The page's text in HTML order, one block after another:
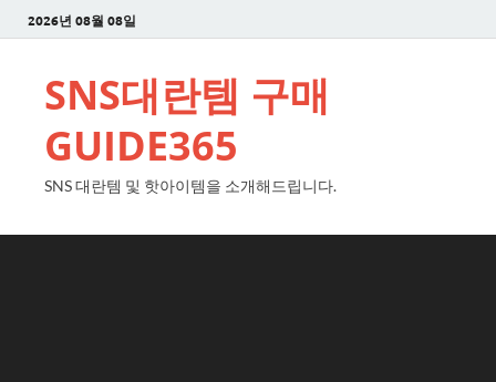
2026년 08월 08일
SNS대란템 구매
GUIDE365
SNS 대란템 및 핫아이템을 소개해드립니다.